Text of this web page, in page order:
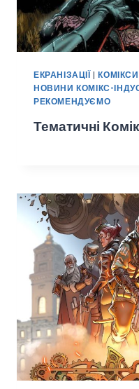
ЕКРАНІЗАЦІЇ |КОМІКСИ
НОВИНИ КОМІКС-
РЕКОМЕНДУЄМО
Тематичні